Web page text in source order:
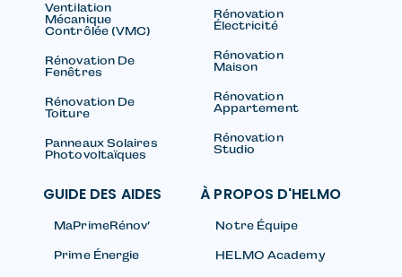
Ventilation
Mécanique
Contrôlée (VMC)
Rénovation De
Fenêtres
Rénovation De
Toiture
Panneaux Solaires
Photovoltaïques
Rénovation
Électricité
Rénovation
Maison
Rénovation
Appartement
Rénovation
Studio
GUIDE DES AIDES
MaPrimeRénov’
Prime Énergie
À PROPOS D'HELMO
Notre Équipe
HELMO Academy